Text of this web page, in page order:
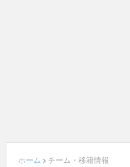
ホーム チーム・移籍情報